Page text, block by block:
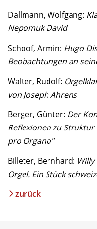
Dallmann, Wolfgang:
Nepomuk David
Schoof, Armin: Hugo
Beobachtungen an
Walter, Rudolf:
von Joseph Ahrens
Berger, Günter: Der
Reflexionen zu
pro Organo"
Billeter, Bernhard:
Orgel. Ein Stück
zurück